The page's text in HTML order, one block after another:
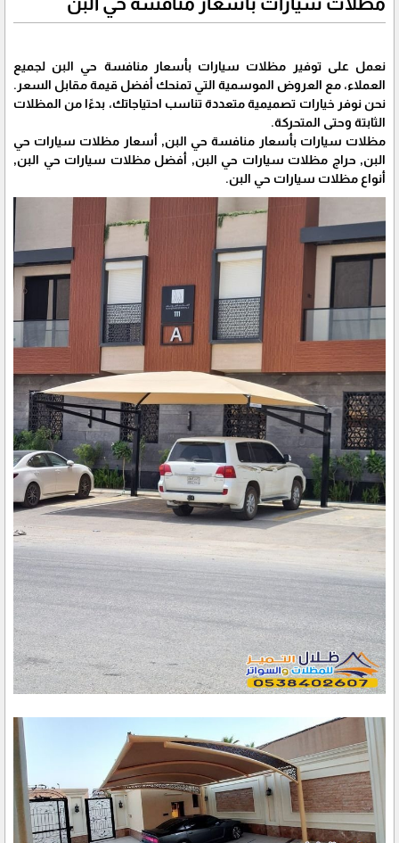
نعمل على توفير مظلات سيارات بأسعار منافسة حي البن لجميع
العملاء، مع العروض الموسمية التي تمنحك أفضل قيمة مقابل السعر.
نحن نوفر خيارات تصميمية متعددة تناسب احتياجاتك، بدءًا من المظلات
الثابتة وحتى المتحركة.
مظلات سيارات بأسعار منافسة حي البن, أسعار مظلات سيارات حي
البن, حراج مظلات سيارات حي البن, أفضل مظلات سيارات حي البن,
أنواع مظلات سيارات حي البن.